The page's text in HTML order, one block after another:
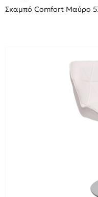
Σκαμπό Comfort Μαύρο 53